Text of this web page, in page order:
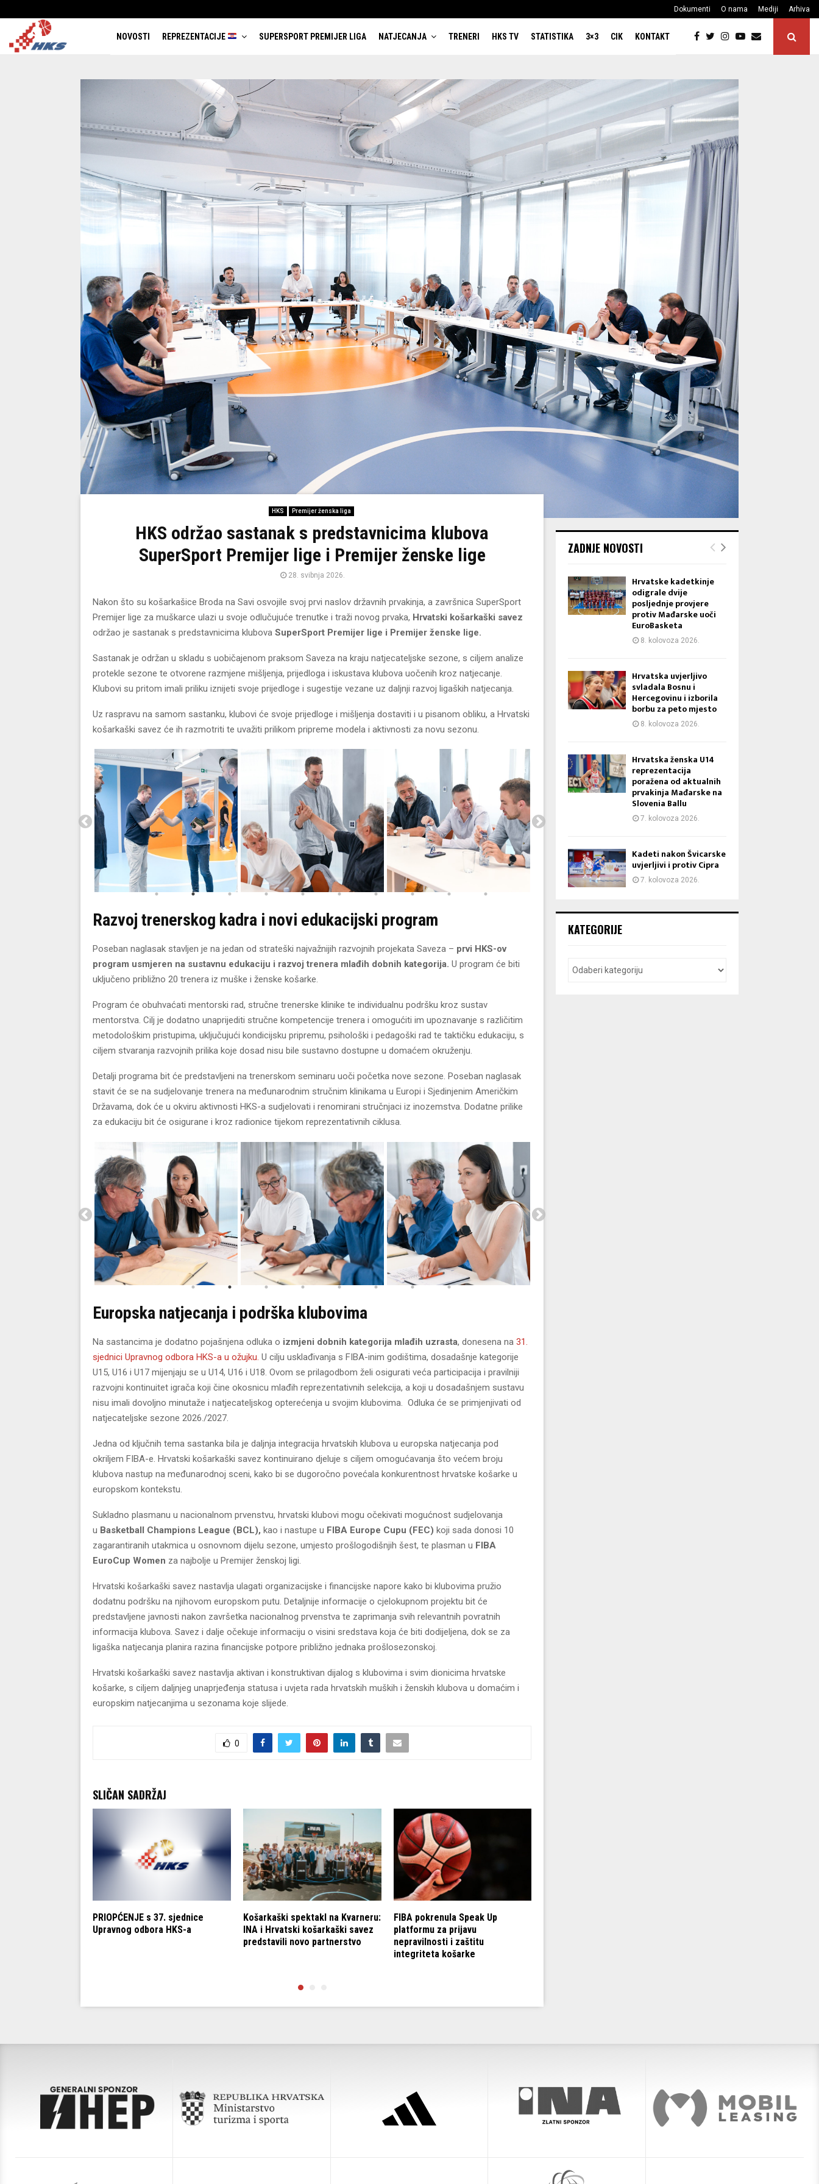
Dokumenti O nama Mediji Arhiva
NOVOSTI REPREZENTACIJE SUPERSPORT PREMIJER LIGA NATJECANJA TRENERI HKS TV STATISTIKA 3×3 CIK KONTAKT
HKS Premijer ženska liga
HKS održao sastanak s predstavnicima klubova
SuperSport Premijer lige i Premijer ženske lige
28. svibnja 2026.
Nakon što su košarkašice Broda na Savi osvojile svoj prvi naslov državnih prvakinja, a završnica SuperSport
Premijer lige za muškarce ulazi u svoje odlučujuće trenutke i traži novog prvaka, Hrvatski košarkaški savez
održao je sastanak s predstavnicima klubova SuperSport Premijer lige i Premijer ženske lige.
Sastanak je održan u skladu s uobičajenom praksom Saveza na kraju natjecateljske sezone, s ciljem analize
protekle sezone te otvorene razmjene mišljenja, prijedloga i iskustava klubova uočenih kroz natjecanje.
Klubovi su pritom imali priliku iznijeti svoje prijedloge i sugestije vezane uz daljnji razvoj ligaških natjecanja.
Uz raspravu na samom sastanku, klubovi će svoje prijedloge i mišljenja dostaviti i u pisanom obliku, a Hrvatski
košarkaški savez će ih razmotriti te uvažiti prilikom pripreme modela i aktivnosti za novu sezonu.
Razvoj trenerskog kadra i novi edukacijski program
Poseban naglasak stavljen je na jedan od strateški najvažnijih razvojnih projekata Saveza – prvi HKS-ov
program usmjeren na sustavnu edukaciju i razvoj trenera mlađih dobnih kategorija. U program će biti
uključeno približno 20 trenera iz muške i ženske košarke.
Program će obuhvaćati mentorski rad, stručne trenerske klinike te individualnu podršku kroz sustav
mentorstva. Cilj je dodatno unaprijediti stručne kompetencije trenera i omogućiti im upoznavanje s različitim
metodološkim pristupima, uključujući kondicijsku pripremu, psihološki i pedagoški rad te taktičku edukaciju, s
ciljem stvaranja razvojnih prilika koje dosad nisu bile sustavno dostupne u domaćem okruženju.
Detalji programa bit će predstavljeni na trenerskom seminaru uoči početka nove sezone. Poseban naglasak
stavit će se na sudjelovanje trenera na međunarodnim stručnim klinikama u Europi i Sjedinjenim Američkim
Državama, dok će u okviru aktivnosti HKS-a sudjelovati i renomirani stručnjaci iz inozemstva. Dodatne prilike
za edukaciju bit će osigurane i kroz radionice tijekom reprezentativnih ciklusa.
Europska natjecanja i podrška klubovima
Na sastancima je dodatno pojašnjena odluka o izmjeni dobnih kategorija mlađih uzrasta, donesena na 31.
sjednici Upravnog odbora HKS-a u ožujku. U cilju usklađivanja s FIBA-inim godištima, dosadašnje kategorije
U15, U16 i U17 mijenjaju se u U14, U16 i U18. Ovom se prilagodbom želi osigurati veća participacija i pravilniji
razvojni kontinuitet igrača koji čine okosnicu mlađih reprezentativnih selekcija, a koji u dosadašnjem sustavu
nisu imali dovoljno minutaže i natjecateljskog opterećenja u svojim klubovima. Odluka će se primjenjivati od
natjecateljske sezone 2026./2027.
Jedna od ključnih tema sastanka bila je daljnja integracija hrvatskih klubova u europska natjecanja pod
okriljem FIBA-e. Hrvatski košarkaški savez kontinuirano djeluje s ciljem omogućavanja što većem broju
klubova nastup na međunarodnoj sceni, kako bi se dugoročno povećala konkurentnost hrvatske košarke u
europskom kontekstu.
Sukladno plasmanu u nacionalnom prvenstvu, hrvatski klubovi mogu očekivati mogućnost sudjelovanja
u Basketball Champions League (BCL), kao i nastupe u FIBA Europe Cupu (FEC) koji sada donosi 10
zagarantiranih utakmica u osnovnom dijelu sezone, umjesto prošlogodišnjih šest, te plasman u FIBA
EuroCup Women za najbolje u Premijer ženskoj ligi.
Hrvatski košarkaški savez nastavlja ulagati organizacijske i financijske napore kako bi klubovima pružio
dodatnu podršku na njihovom europskom putu. Detaljnije informacije o cjelokupnom projektu bit će
predstavljene javnosti nakon završetka nacionalnog prvenstva te zaprimanja svih relevantnih povratnih
informacija klubova. Savez i dalje očekuje informaciju o visini sredstava koja će biti dodijeljena, dok se za
ligaška natjecanja planira razina financijske potpore približno jednaka prošlosezonskoj.
Hrvatski košarkaški savez nastavlja aktivan i konstruktivan dijalog s klubovima i svim dionicima hrvatske
košarke, s ciljem daljnjeg unaprjeđenja statusa i uvjeta rada hrvatskih muških i ženskih klubova u domaćim i
europskim natjecanjima u sezonama koje slijede.
0
SLIČAN SADRŽAJ
PRIOPĆENJE s 37. sjednice
Upravnog odbora HKS-a
Košarkaški spektakl na Kvarneru:
INA i Hrvatski košarkaški savez
predstavili novo partnerstvo
FIBA pokrenula Speak Up
platformu za prijavu
nepravilnosti i zaštitu
integriteta košarke
ZADNJE NOVOSTI
Hrvatske kadetkinje
odigrale dvije
posljednje provjere
protiv Mađarske uoči
EuroBasketa
8. kolovoza 2026.
Hrvatska uvjerljivo
svladala Bosnu i
Hercegovinu i izborila
borbu za peto mjesto
8. kolovoza 2026.
Hrvatska ženska U14
reprezentacija
poražena od aktualnih
prvakinja Mađarske na
Slovenia Ballu
7. kolovoza 2026.
Kadeti nakon Švicarske
uvjerljivi i protiv Cipra
7. kolovoza 2026.
KATEGORIJE